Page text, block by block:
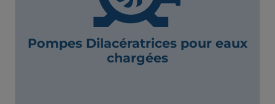
Pompes Dilacératrices pour eaux
chargées